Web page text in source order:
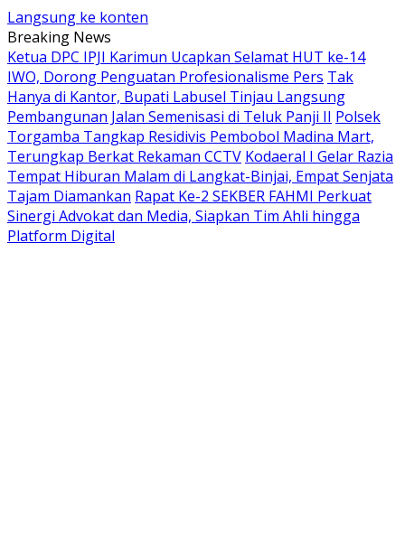
Langsung ke konten
Breaking News
Ketua DPC IPJI Karimun Ucapkan Selamat HUT ke-14
IWO, Dorong Penguatan Profesionalisme Pers Tak
Hanya di Kantor, Bupati Labusel Tinjau Langsung
Pembangunan Jalan Semenisasi di Teluk Panji II Polsek
Torgamba Tangkap Residivis Pembobol Madina Mart,
Terungkap Berkat Rekaman CCTV Kodaeral I Gelar Razia
Tempat Hiburan Malam di Langkat-Binjai, Empat Senjata
Tajam Diamankan Rapat Ke-2 SEKBER FAHMI Perkuat
Sinergi Advokat dan Media, Siapkan Tim Ahli hingga
Platform Digital